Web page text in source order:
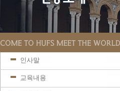
인사말
교육내용